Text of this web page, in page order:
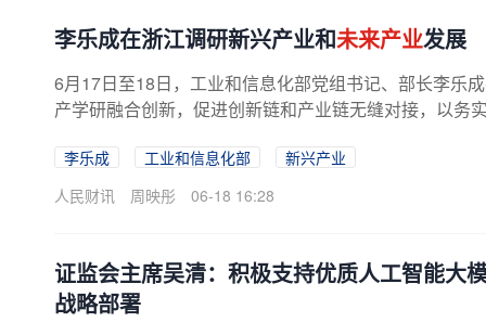
李乐成在浙江调研新兴产业和未来产业发展
6月17日至18日，工业和信息化部党组书记、部长李乐
产学研融合创新，促进创新链和产业链无缝对接，以务
李乐成 工业和信息化部
新兴产业
人民财讯
周映彤 06-18 16:28
证监会主席吴清：积极支持优质人工智能大
战略部署